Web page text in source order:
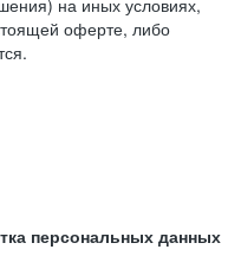
на иных условиях,
оферте, либо
персональных данных